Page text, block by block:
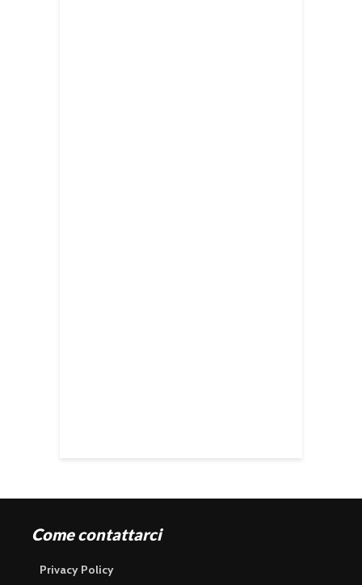
Come contattarci
Privacy Policy